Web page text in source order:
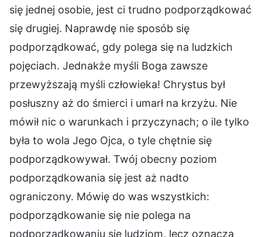
się jednej osobie, jest ci trudno podporządkować
się drugiej. Naprawdę nie sposób się
podporządkować, gdy polega się na ludzkich
pojęciach. Jednakże myśli Boga zawsze
przewyższają myśli człowieka! Chrystus był
posłuszny aż do śmierci i umarł na krzyżu. Nie
mówił nic o warunkach i przyczynach; o ile tylko
była to wola Jego Ojca, o tyle chętnie się
podporządkowywał. Twój obecny poziom
podporządkowania się jest aż nadto
ograniczony. Mówię do was wszystkich:
podporządkowanie się nie polega na
podporządkowaniu się ludziom, lecz oznacza